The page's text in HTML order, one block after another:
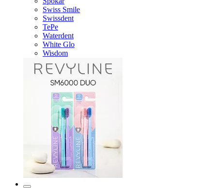
Swiss Smile
Swissdent
TePe
Waterdent
White Glo
Wisdom